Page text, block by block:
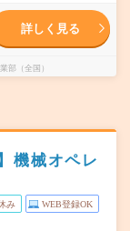
詳しく見る
部（全国）
機械オペレ
み WEB登録OK